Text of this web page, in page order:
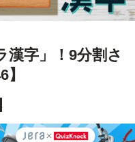
字」！9分割さ